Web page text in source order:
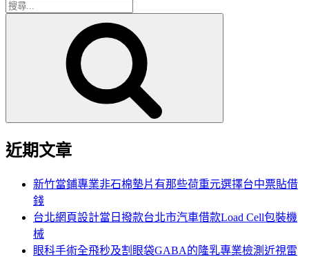
搜
近期文章
新竹當鋪專業非石棉墊片有那些荷重元選擇台中票貼借
錢
台北網頁設計當日撥款台北市汽車借款Load Cell包裝機
械
眼科手術全飛秒及割眼袋GABA的隆乳專業檢測近視雷